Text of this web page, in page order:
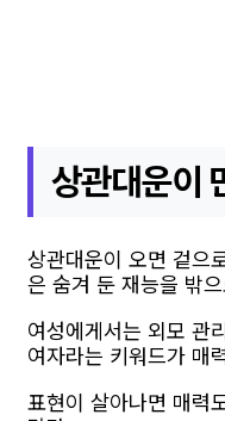
상관대운이
상관대운이 오면 겉으
은 숨겨 둔 재능을 밖
여성에게서는 외모 관
여자라는 키워드가 매
표현이 살아나면 매력